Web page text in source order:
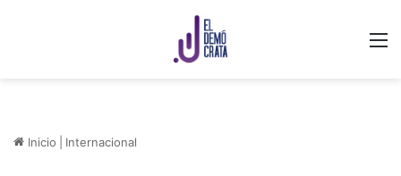
Inicio Internacional